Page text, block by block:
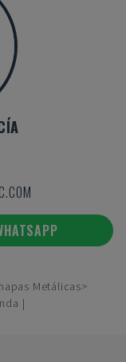
Metálicas
|